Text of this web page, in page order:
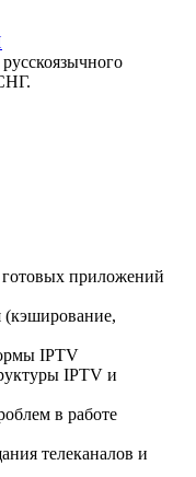
готовых приложений
(кэширование,
IPTV
IPTV и
в работе
телеканалов и